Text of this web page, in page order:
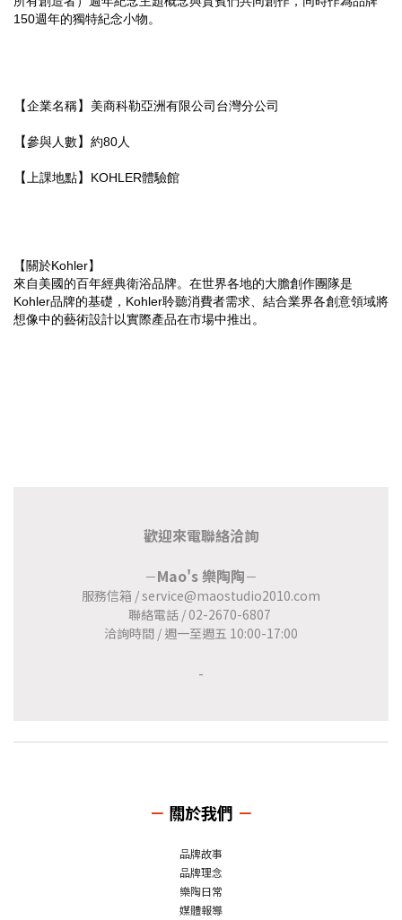
150週年的獨特紀念小物。
【企業名稱】 美商科勒亞洲有限公司台灣分公司
【參與人數】 約80人
【上課地點】 KOHLER體驗館
【關於Kohler】
來自美國的百年經典衛浴品牌。在世界各地的大膽創作團隊是
Kohler品牌的基礎，Kohler聆聽消費者需求、結合業界各創意領域將
想像中的藝術設計以實際產品在市場中推出。
歡迎來電聯絡洽詢
－Mao's 樂陶陶－
服務信箱 / service@maostudio2010.com
聯絡電話 / 02-2670-6807
洽詢時間 / 週一至週五 10:00-17:00
-
－ 關於我們 －
品牌故事
品牌理念
樂陶日常
媒體報導